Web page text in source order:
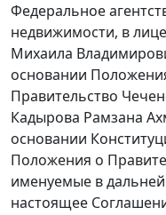
Федеральное
недвижимости, в
Михаила
основании
Правительство
Кадырова Рамзана
основании
Положения о
именуемые в
настоящее